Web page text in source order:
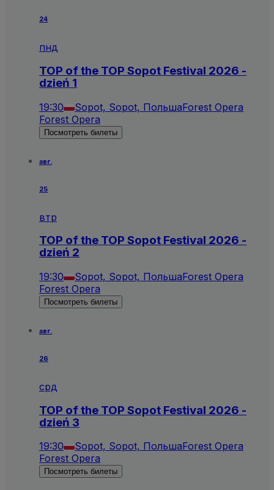
24
пнд
TOP of the TOP Sopot Festival 2026 -
dzień 1
19:30 Sopot, Sopot, ПольшаForest Opera
Forest Opera
Посмотреть билеты
авг.
25
втр
TOP of the TOP Sopot Festival 2026 -
dzień 2
19:30 Sopot, Sopot, ПольшаForest Opera
Forest Opera
Посмотреть билеты
авг.
26
срд
TOP of the TOP Sopot Festival 2026 -
dzień 3
19:30 Sopot, Sopot, ПольшаForest Opera
Forest Opera
Посмотреть билеты